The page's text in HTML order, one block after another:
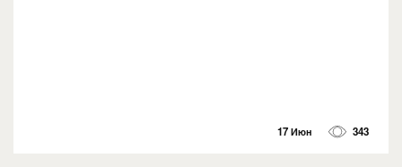
17 Июн 343